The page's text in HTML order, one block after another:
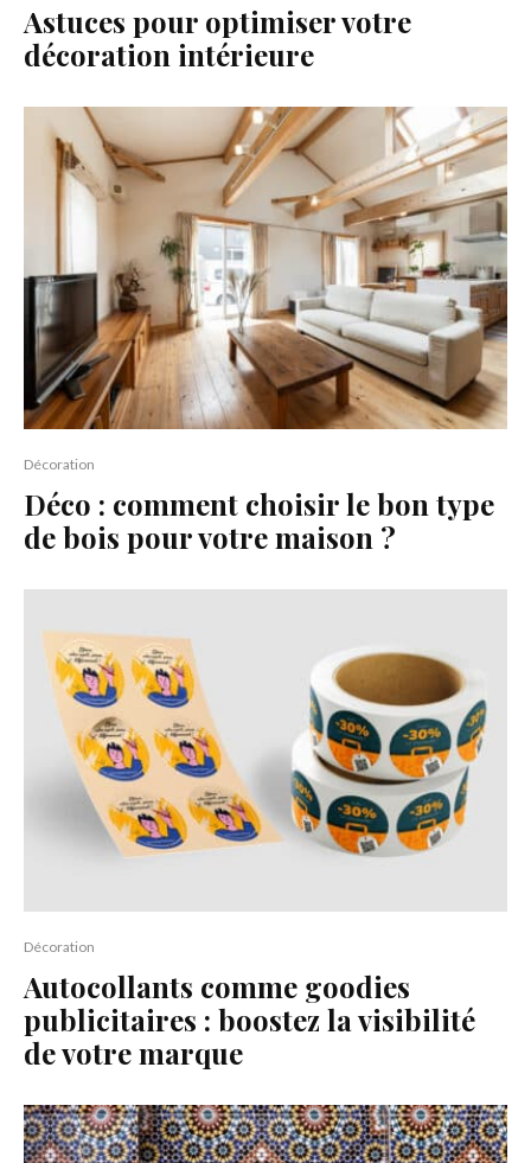
Astuces pour optimiser votre
décoration intérieure
Décoration
Déco : comment choisir le bon type
de bois pour votre maison ?
Décoration
Autocollants comme goodies
publicitaires : boostez la visibilité
de votre marque